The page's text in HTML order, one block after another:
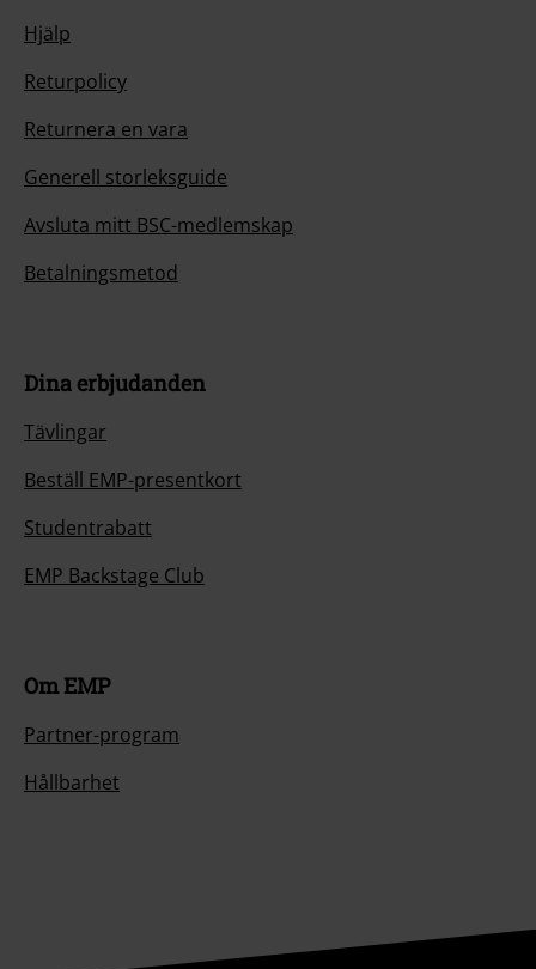
Hjälp
Returpolicy
Returnera en vara
Generell storleksguide
Avsluta mitt BSC-medlemskap
Betalningsmetod
Dina erbjudanden
Tävlingar
Beställ EMP-presentkort
Studentrabatt
EMP Backstage Club
Om EMP
Partner-program
Hållbarhet